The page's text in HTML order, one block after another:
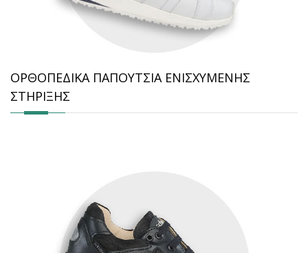
ΟΡΘΟΠΕΔΙΚΑ ΠΑΠΟΥΤΣΙΑ ΕΝΙΣΧΥΜΕΝΗΣ
ΣΤΗΡΙΞΗΣ